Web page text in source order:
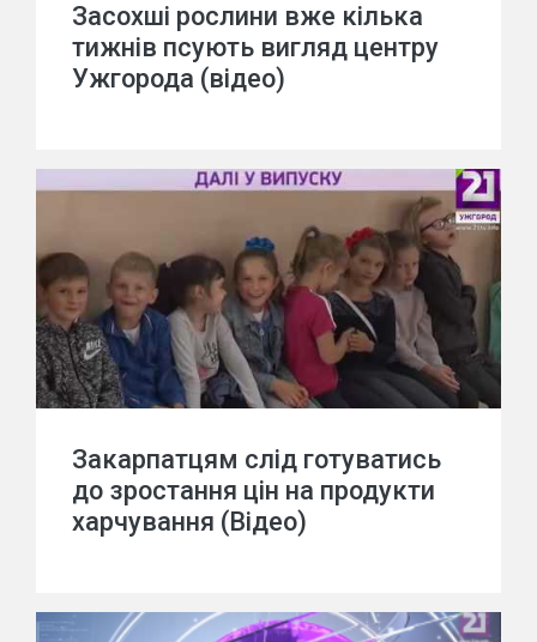
Засохші рослини вже кілька
тижнів псують вигляд центру
Ужгорода (відео)
Закарпатцям слід готуватись
до зростання цін на продукти
харчування (Відео)